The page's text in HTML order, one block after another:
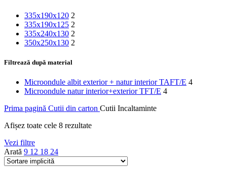
335x190x120 2
335x190x125 2
335x240x130 2
350x250x130 2
Filtrează după material
Microondule albit exterior + natur interior TAFT/E 4
Microondule natur interior+exterior TFT/E 4
Prima pagină Cutii din carton Cutii Incaltaminte
Afișez toate cele 8 rezultate
Vezi filtre
Arată 9 12 18 24